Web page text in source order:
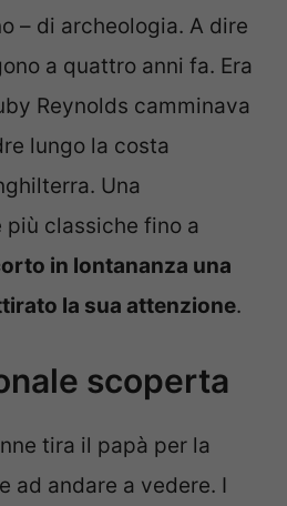
– di archeologia. A dire
a quattro anni fa. Era
Reynolds camminava
lungo la costa
Una
classiche fino a
in lontananza una
la sua attenzione.
scoperta
tira il papà per la
ad andare a vedere. I